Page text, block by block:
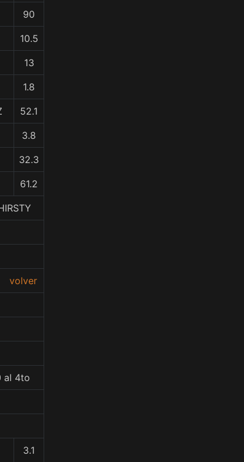
90
10.5
13
1.8
52.1
3.8
32.3
61.2
volver
al 4to
3.1